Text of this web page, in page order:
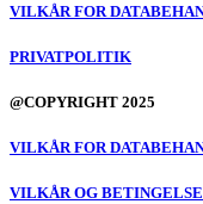
VILKÅR FOR
PRIVATPOLITIK
@COPYRIGHT 2025
VILKÅR FOR
VILKÅR OG